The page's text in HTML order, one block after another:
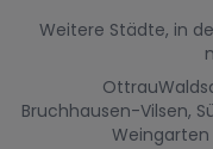
Weitere Städte, in
Ottrau
Bruchhausen-Vilsen,